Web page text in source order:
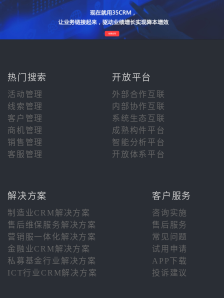
热门搜索 开放平台
活动管理
外部合作互联
线索管理
内部协作互联
客户管理
系统生态互联
商机管理
成熟构件平台
销售管理
智能分析平台
客服管理
开放体系平台
解决方案 客户服务
制造业CRM解决方案
咨询实施
售后维保服务解决方案
售后服务
营销服一体化解决方案
常见问题
金融业CRM解决方案
试用申请
私募基金行业解决方案
APP下载
ICT行业CRM解决方案
投诉建议